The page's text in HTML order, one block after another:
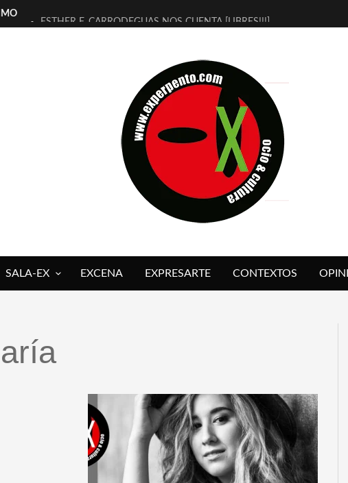
ESTHER F. CARRODEGUAS NOS CUENTA [LIBRES!!!]
[ELECTRA JONDA] DE JUAN GUERRERO ZAMORA
TIMBRE 4, LA ESCUELA DEL DIRECTOR TEATRAL CLAUDIO
30 AÑOS (NO ES NADA) DE LA KATARSIS DEL TOMATAZO
MILITARES JUDÍAS EN #EXVITA
D’BALDOMEROS REINVENTAN [BITÁCORA 3.0] EN EXVITA
MARSHALL FLASH PRESENTA EN EXVITA [RELATIVA SENCILLEZ]
JOFRE BARDAGÍ EN EXVITA INTERPRETANDO A SERRAT
SALA-EX EXCENA EXPRESARTE CONTEXTOS